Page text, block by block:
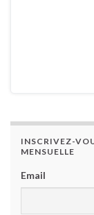
INSCRIVEZ-
MENSUELLE
Email